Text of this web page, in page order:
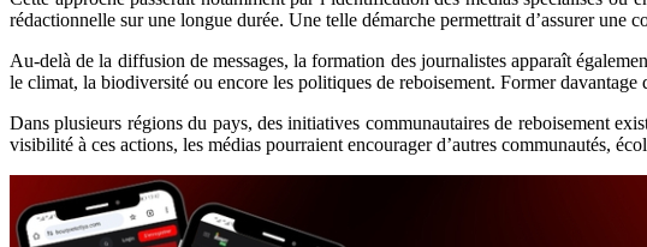
rédactionnelle sur une longue durée. Une telle démarche permettrait d’assurer
Au-delà de la diffusion de messages, la formation des journalistes apparaît
le climat, la biodiversité ou encore les politiques de reboisement. Former
Dans plusieurs régions du pays, des initiatives communautaires de reboisement
visibilité à ces actions, les médias pourraient encourager d’autres communautés,